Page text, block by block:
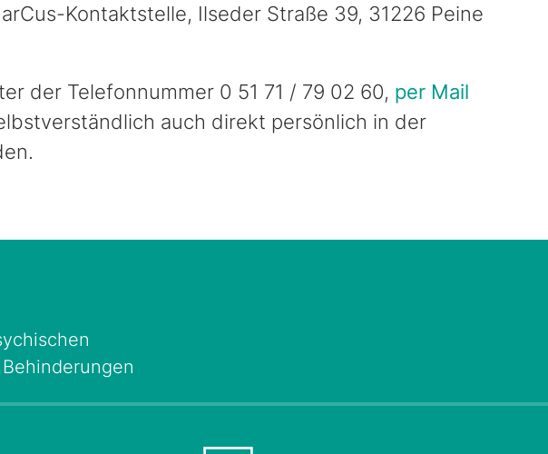
Kontaktstelle, Ilseder Straße 39, 31226 Peine
der Telefonnummer 0 51 71 / 79 02 60, per Mail
auch direkt persönlich in der